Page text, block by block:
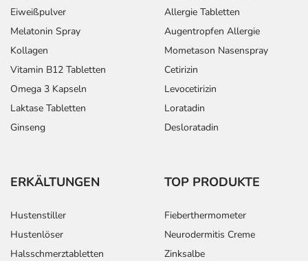
Eiweißpulver
Melatonin Spray
Kollagen
Vitamin B12 Tabletten
Omega 3 Kapseln
Laktase Tabletten
Ginseng
Allergie Tabletten
Augentropfen Allergie
Mometason Nasenspray
Cetirizin
Levocetirizin
Loratadin
Desloratadin
ERKÄLTUNGEN
Hustenstiller
Hustenlöser
Halsschmerztabletten
TOP PRODUKTE
Fieberthermometer
Neurodermitis Creme
Zinksalbe